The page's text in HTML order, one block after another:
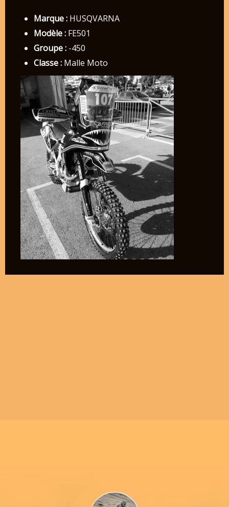
Marque :HUSQVARNA
Modèle :FE501
Groupe :-450
Classe :Malle Moto